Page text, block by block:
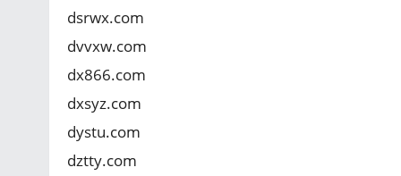
dsrwx.com
dvvxw.com
dx866.com
dxsyz.com
dystu.com
dztty.com